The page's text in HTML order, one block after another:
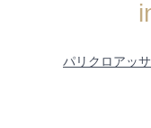
パリクロアッ